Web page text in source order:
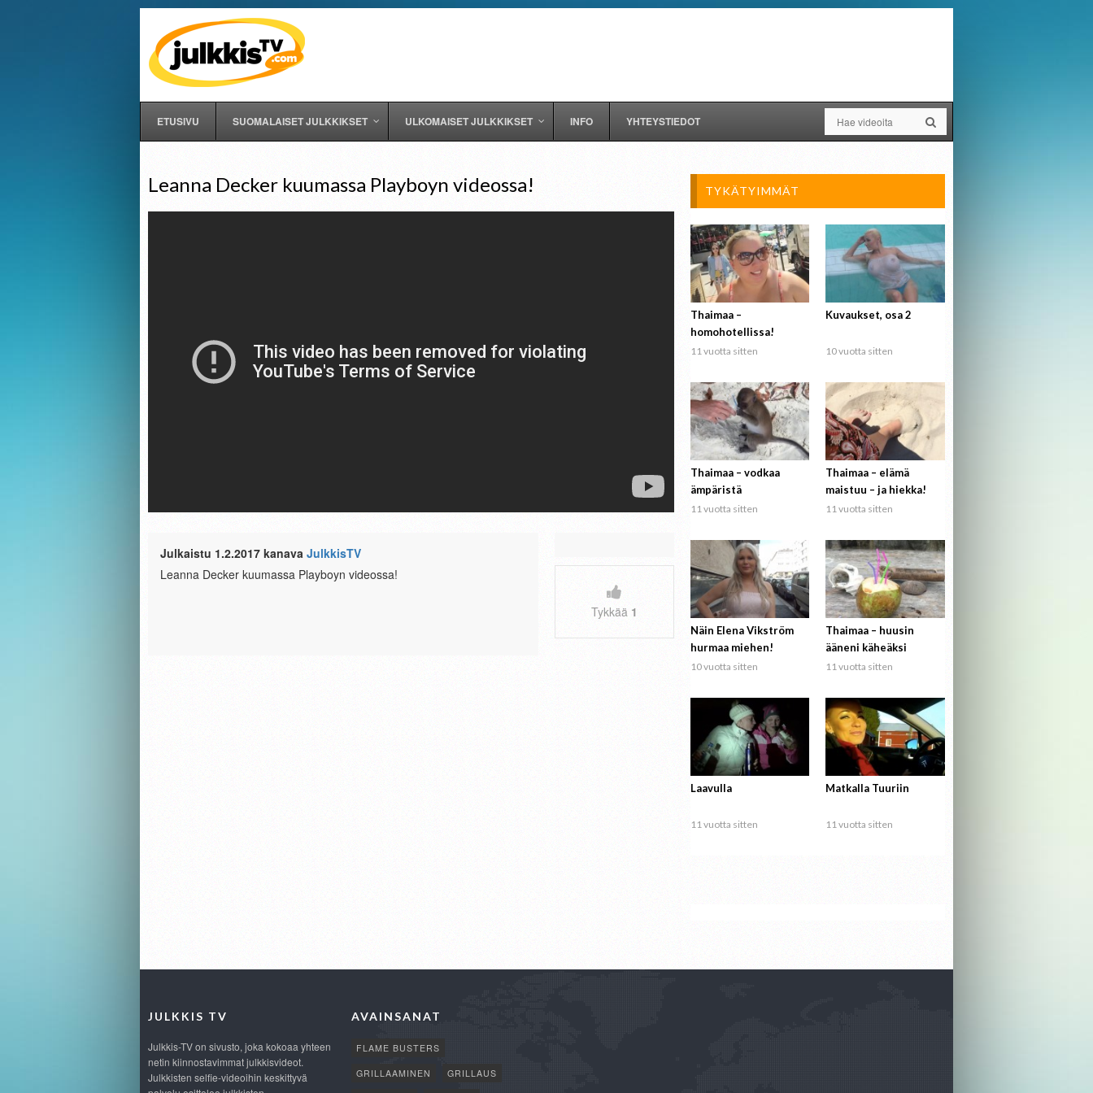
ETUSIVU SUOMALAISET JULKKIKSET ULKOMAISET JULKKIKSET INFO YHTEYSTIEDOT
Leanna Decker kuumassa Playboyn videossa!
Julkaistu 1.2.2017 kanava JulkkisTV
Leanna Decker kuumassa Playboyn videossa!
Tykkää 1
TYKÄTYIMMÄT
Thaimaa –
homohotellissa!
11 vuotta sitten
Kuvaukset, osa 2
10 vuotta sitten
Thaimaa – vodkaa
ämpäristä
11 vuotta sitten
Thaimaa – elämä
maistuu – ja hiekka!
11 vuotta sitten
Näin Elena Vikström
hurmaa miehen!
10 vuotta sitten
Thaimaa – huusin
ääneni käheäksi
11 vuotta sitten
Laavulla
11 vuotta sitten
Matkalla Tuuriin
11 vuotta sitten
JULKKIS TV
Julkkis-TV on sivusto, joka kokoaa yhteen
netin kiinnostavimmat julkkisvideot.
Julkkisten selfie-videoihin keskittyvä
AVAINSANAT
FLAME BUSTERS
GRILLAAMINEN GRILLAUS